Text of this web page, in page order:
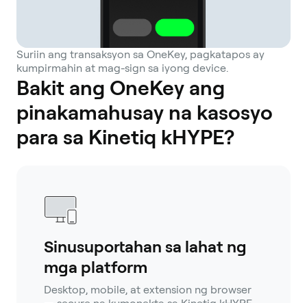
Suriin ang transaksyon sa OneKey, pagkatapos ay
kumpirmahin at mag-sign sa iyong device.
Bakit ang OneKey ang
pinakamahusay na kasosyo
para sa Kinetiq kHYPE?
Sinusuportahan sa lahat ng
mga platform
Desktop, mobile, at extension ng browser